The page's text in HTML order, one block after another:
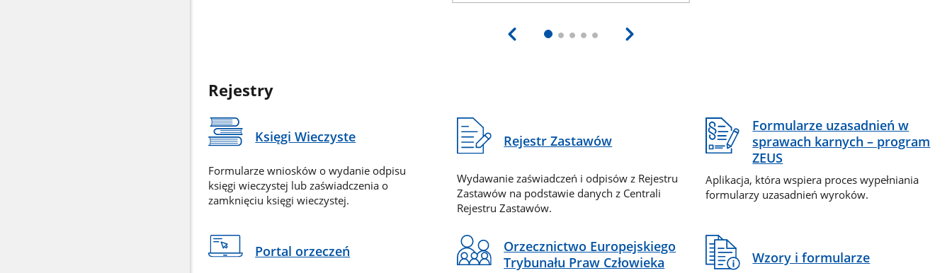
Rejestry
Księgi Wieczyste
Formularze wniosków o wydanie odpisu
księgi wieczystej lub zaświadczenia o
zamknięciu księgi wieczystej.
Rejestr Zastawów
Wydawanie zaświadczeń i odpisów z Rejestru
Zastawów na podstawie danych z Centrali
Rejestru Zastawów.
Formularze uzasadnień w
sprawach karnych – program
ZEUS
Aplikacja, która wspiera proces wypełniania
formularzy uzasadnień wyroków.
Portal orzeczeń
Orzecznictwo Europejskiego
Trybunału Praw Człowieka
Wzory i formularze